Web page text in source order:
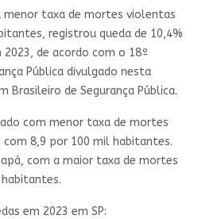
menor taxa de mortes violentas
registrou queda de 10,4%
de acordo com o 18º
Pública divulgado nesta
Brasileiro de Segurança Pública.
com menor taxa de mortes
8,9 por 100 mil habitantes.
com a maior taxa de mortes
em 2023 em SP: